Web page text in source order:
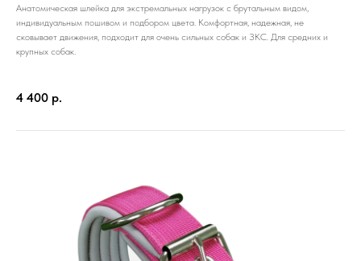
Анатомическая шлейка для экстремальных нагрузок с брутальным видом,
индивидуальным пошивом и подбором цвета. Комфортная, надежная, не
сковывает движения, подходит для очень сильных собак и ЗКС. Для средних и
крупных собак.
4 400 р.